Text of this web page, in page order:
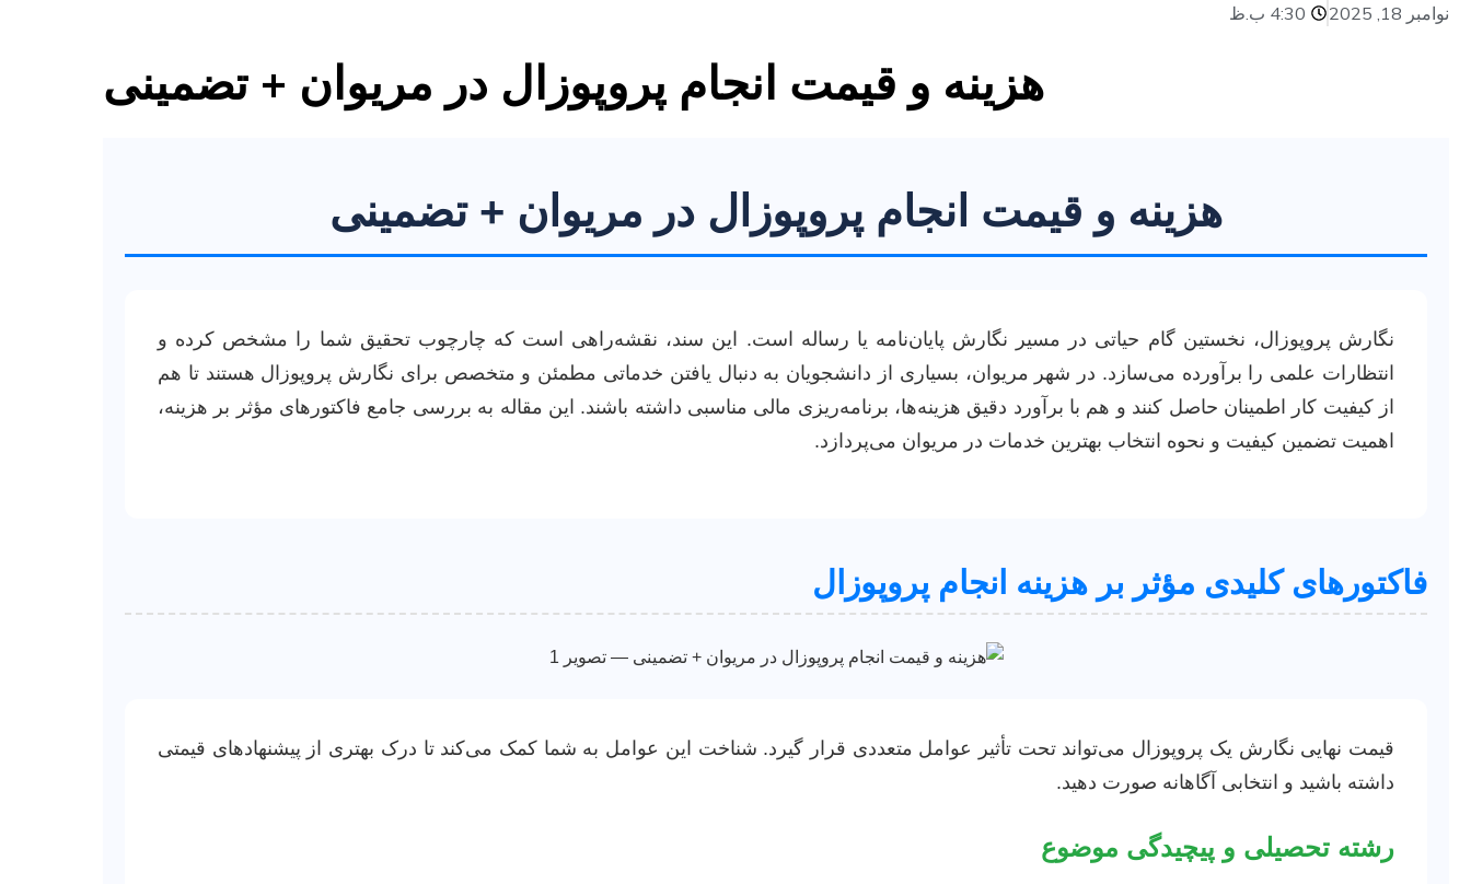
نوامبر 18, 2025 4:30 ب.ظ
هزینه و قیمت انجام پروپوزال در مریوان + تضمینی
هزینه و قیمت انجام پروپوزال در مریوان + تضمینی
نگارش پروپوزال، نخستین گام حیاتی در مسیر نگارش پایان‌نامه یا رساله است. این سند، نقشه‌راهی است که چارچوب تحقیق شما را مشخص کرده و
انتظارات علمی را برآورده می‌سازد. در شهر مریوان، بسیاری از دانشجویان به دنبال یافتن خدماتی مطمئن و متخصص برای نگارش پروپوزال هستند تا هم
از کیفیت کار اطمینان حاصل کنند و هم با برآورد دقیق هزینه‌ها، برنامه‌ریزی مالی مناسبی داشته باشند. این مقاله به بررسی جامع فاکتورهای مؤثر بر هزینه،
اهمیت تضمین کیفیت و نحوه انتخاب بهترین خدمات در مریوان می‌پردازد.
فاکتورهای کلیدی مؤثر بر هزینه انجام پروپوزال
قیمت نهایی نگارش یک پروپوزال می‌تواند تحت تأثیر عوامل متعددی قرار گیرد. شناخت این عوامل به شما کمک می‌کند تا درک بهتری از پیشنهادهای قیمتی
داشته باشید و انتخابی آگاهانه صورت دهید.
رشته تحصیلی و پیچیدگی موضوع